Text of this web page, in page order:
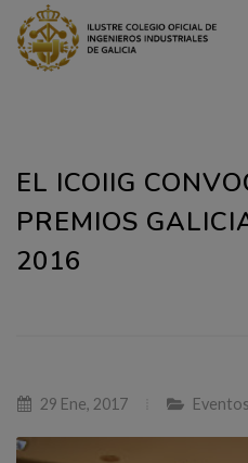
EL ICOIIG
PREMIOS
2016
29 Ene, 2017 Eventos